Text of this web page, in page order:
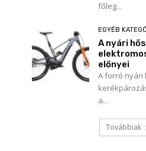
főleg...
EGYÉB
A nyári
előnyei
A forró nyári
a...
Továbbiak